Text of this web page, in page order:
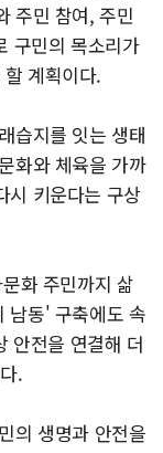
주민 참여, 주민
구민의 목소리가
계획이다.
습지를 잇는 생태
화와 체육을 가까
시 키운다는 구상
화 주민까지 삶
남동' 구축에도 속
안전을 연결해 더
.
의 생명과 안전을